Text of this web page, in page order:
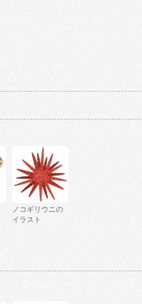
ノコギリウニの
イラスト